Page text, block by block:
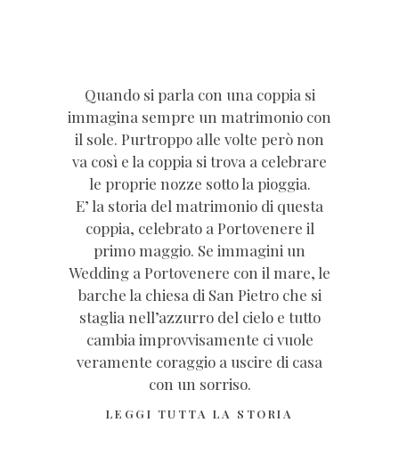
Quando si parla con una coppia si
immagina sempre un matrimonio con
il sole. Purtroppo alle volte però non
va così e la coppia si trova a celebrare
le proprie nozze sotto la pioggia.
E’ la storia del matrimonio di questa
coppia, celebrato a Portovenere il
primo maggio. Se immagini un
Wedding a Portovenere con il mare, le
barche la chiesa di San Pietro che si
staglia nell’azzurro del cielo e tutto
cambia improvvisamente ci vuole
veramente coraggio a uscire di casa
con un sorriso.
LEGGI TUTTA LA STORIA